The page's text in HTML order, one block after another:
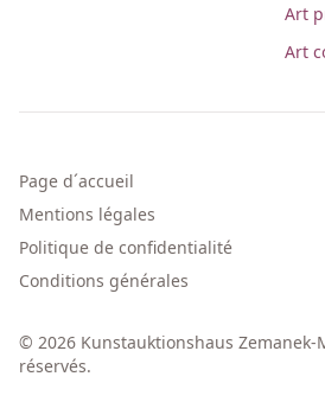
Art
Art
Page d´accueil
Mentions légales
Politique de confidentialité
Conditions générales
© 2026 Kunstauktionshaus Zemanek-
réservés.